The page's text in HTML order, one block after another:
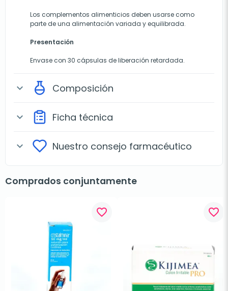
Los complementos alimenticios deben usarse como
parte de una alimentación variada y equilibrada.
Presentación
Envase con 30 cápsulas de liberación retardada.
expand_more Composición
expand_more Ficha técnica
expand_more Nuestro consejo farmacéutico
Comprados conjuntamente
favorite_border favorite_border